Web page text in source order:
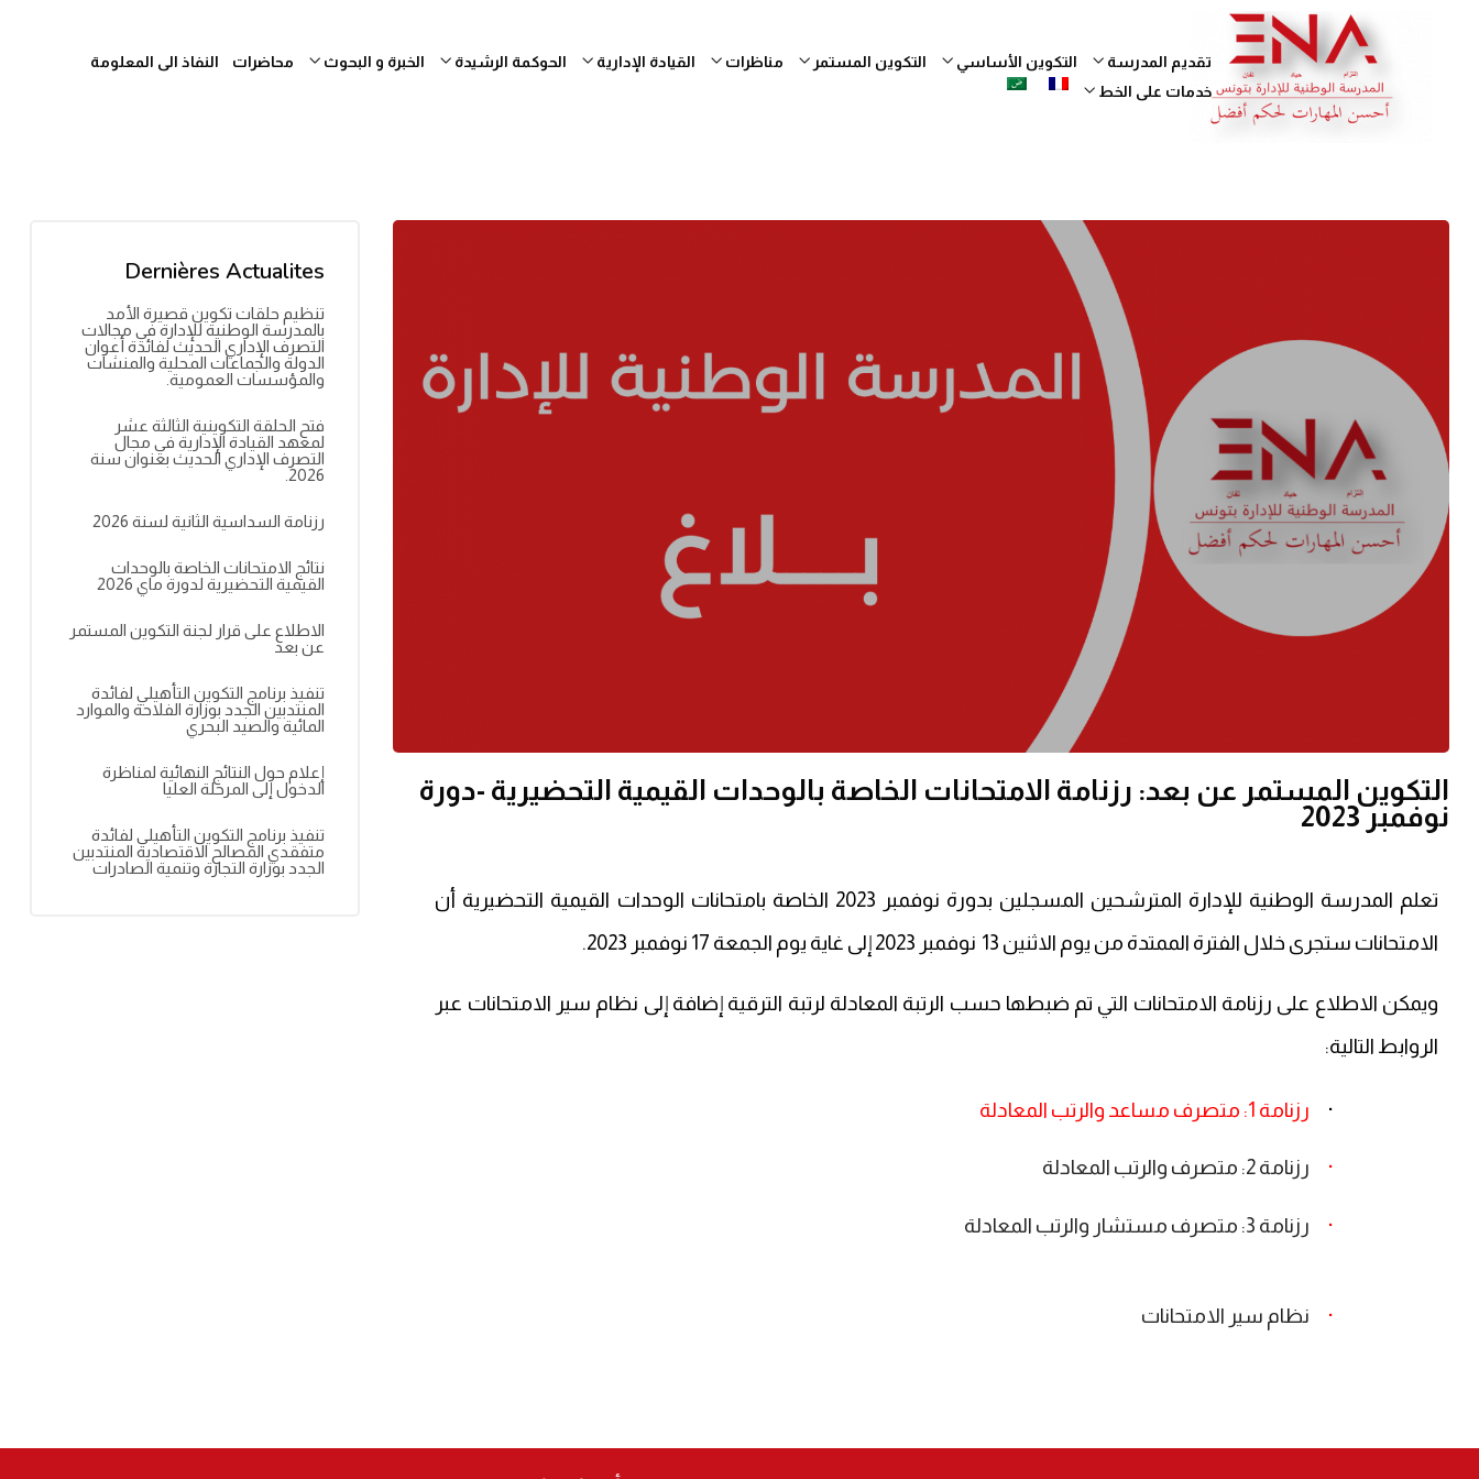
تقديم المدرسة التكوين الأساسي التكوين المستمر مناظرات القيادة الإدارية الحوكمة الرشيدة الخبرة و البحوث محاضرات
النفاذ الى المعلومة
خدمات على الخط
التكوين المستمر عن بعد: رزنامة الامتحانات الخاصة بالوحدات القيمية التحضيرية -دورة
نوفمبر 2023
تعلم المدرسة الوطنية للإدارة المترشحين المسجلين بدورة نوفمبر 2023 الخاصة بامتحانات الوحدات القيمية التحضيرية أن
الامتحانات ستجرى خلال الفترة الممتدة من يوم الاثنين 13 نوفمبر 2023 إلى غاية يوم الجمعة 17 نوفمبر 2023 .
ويمكن الاطلاع على رزنامة الامتحانات التي تم ضبطها حسب الرتبة المعادلة لرتبة الترقية إضافة إلى نظام سير الامتحانات عبر
الروابط التالية:
· رزنامة 1: متصرف مساعد والرتب المعادلة
· رزنامة 2: متصرف والرتب المعادلة
· رزنامة 3: متصرف مستشار والرتب المعادلة
· نظام سير الامتحانات
Dernières Actualites
تنظيم حلقات تكوين قصيرة الأمد
بالمدرسة الوطنية للإدارة في مجالات
التصرف الإداري الحديث لفائدة أعوان
الدولة والجماعات المحلية والمنشآت
والمؤسسات العمومية.
فتح الحلقة التكوينية الثالثة عشر
لمعهد القيادة الإدارية في مجال
التصرف الإداري الحديث بعنوان سنة
2026.
رزنامة السداسية الثانية لسنة 2026
نتائج الامتحانات الخاصة بالوحدات
القيمية التحضيرية لدورة ماي 2026
الاطلاع على قرار لجنة التكوين المستمر
عن بعد
تنفيذ برنامج التكوين التأهيلي لفائدة
المنتدبين الجدد بوزارة الفلاحة والموارد
المائية والصيد البحري
إعلام حول النتائج النهائية لمناظرة
الدخول إلى المرحلة العليا
تنفيذ برنامج التكوين التأهيلي لفائدة
متفقدي المصالح الاقتصادية المنتدبين
الجدد بوزارة التجارة وتنمية الصادرات